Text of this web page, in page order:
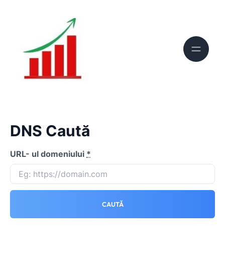
DNS Caută
URL- ul domeniului *
CAUTĂ